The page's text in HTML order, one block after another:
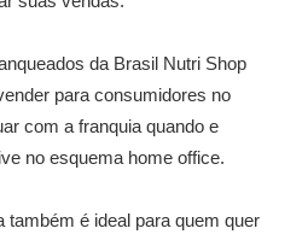
da Brasil Nutri Shop
para consumidores no
com a franquia quando e
no esquema home office.
também é ideal para quem quer